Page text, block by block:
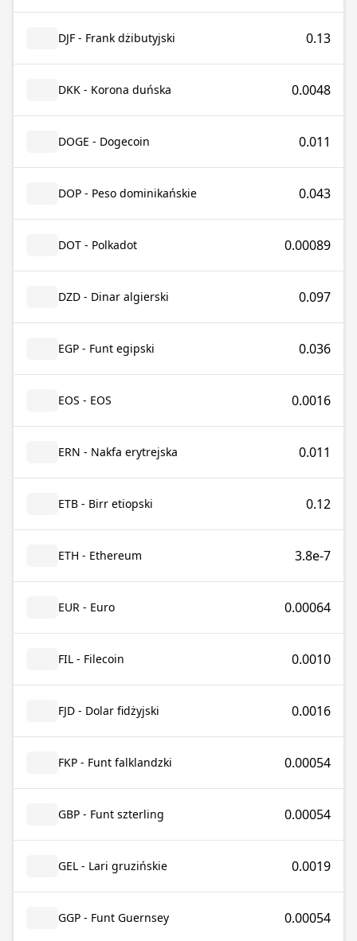
DJF - Frank dżibutyjski 0.13
DKK - Korona duńska 0.0048
DOGE - Dogecoin 0.011
DOP - Peso dominikańskie 0.043
DOT - Polkadot 0.00089
DZD - Dinar algierski 0.097
EGP - Funt egipski 0.036
EOS - EOS 0.0016
ERN - Nakfa erytrejska 0.011
ETB - Birr etiopski 0.12
ETH - Ethereum 3.8e-7
EUR - Euro 0.00064
FIL - Filecoin 0.0010
FJD - Dolar fidżyjski 0.0016
FKP - Funt falklandzki 0.00054
GBP - Funt szterling 0.00054
GEL - Lari gruzińskie 0.0019
GGP - Funt Guernsey 0.00054